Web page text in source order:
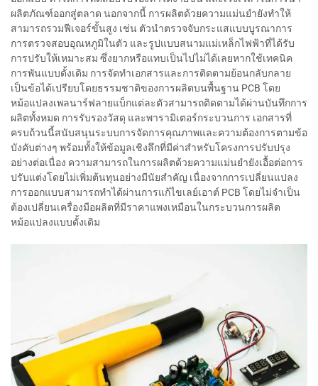
ผลิตภัณฑ์ออกสู่ตลาด นอกจากนี้ การผลิตด้วยความแม่นยำยังทำให้
สามารถรวมฟีเจอร์ขั้นสูง เช่น ตัวนำตรวจจับกระแสแบบบูรณาการ
การตรวจสอบอุณหภูมิในตัว และรูปแบบสนามแม่เหล็กไฟฟ้าที่ได้รับ
การปรับให้เหมาะสม ซึ่งยากหรือแทบเป็นไปไม่ได้เลยหากใช้เทคนิค
การพันแบบดั้งเดิม การจัดทำเอกสารและการติดตามย้อนกลับกลาย
เป็นข้อได้เปรียบโดยธรรมชาติของการผลิตบนพื้นฐาน PCB โดย
หม้อแปลงเพลนาร์ฟลายแบ็กแต่ละตัวสามารถติดตามได้ผ่านบันทึกการ
ผลิตทั้งหมด การรับรองวัสดุ และพารามิเตอร์กระบวนการ เอกสารที่
ครบถ้วนนี้สนับสนุนระบบการจัดการคุณภาพและความต้องการตามข้อ
บังคับต่างๆ พร้อมทั้งให้ข้อมูลเชิงลึกที่มีค่าสำหรับโครงการปรับปรุง
อย่างต่อเนื่อง ความสามารถในการผลิตด้วยความแม่นยำยังเอื้อต่อการ
ปรับแต่งโดยไม่เพิ่มต้นทุนอย่างมีนัยสำคัญ เนื่องจากการเปลี่ยนแปลง
การออกแบบสามารถทำได้ผ่านการแก้ไขเลย์เอาต์ PCB โดยไม่จำเป็น
ต้องเปลี่ยนเครื่องมือผลิตที่มีราคาแพงเหมือนในกระบวนการผลิต
หม้อแปลงแบบดั้งเดิม